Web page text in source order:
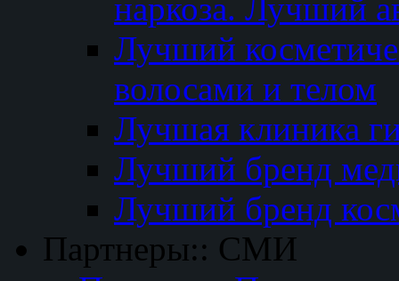
наркоза. Лучший
Лучший
волосами и телом
Лучшая клиника
Лучший бренд
Лучший бренд
Партнеры:: СМИ